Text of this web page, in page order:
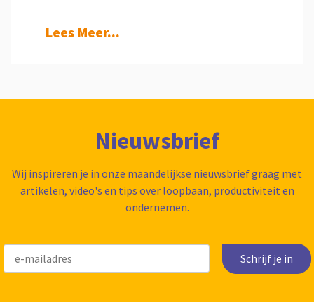
Lees Meer...
Nieuwsbrief
Wij inspireren je in onze maandelijkse nieuwsbrief graag met
artikelen, video's en tips over loopbaan, productiviteit en
ondernemen.
Schrijf je in